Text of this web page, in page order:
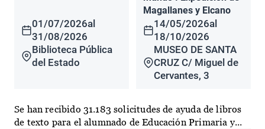
01/07/2026al
31/08/2026
Biblioteca Pública
del Estado
Magallanes y Elcano
14/05/2026al
18/10/2026
MUSEO DE SANTA
CRUZ C/ Miguel de
Cervantes, 3
Se han recibido 31.183 solicitudes de ayuda de libros
de texto para el alumnado de Educación Primaria y...